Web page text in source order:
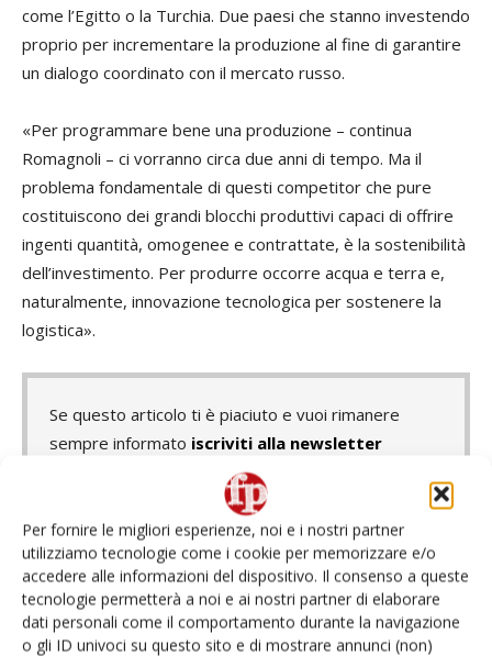
Per fornire le migliori esperienze, noi e i nostri partner
utilizziamo tecnologie come i cookie per memorizzare e/o
accedere alle informazioni del dispositivo. Il consenso a queste
tecnologie permetterà a noi e ai nostri partner di elaborare
dati personali come il comportamento durante la navigazione
o gli ID univoci su questo sito e di mostrare annunci (non)
come l’Egitto o la Turchia. Due paesi che stanno investendo
proprio per incrementare la produzione al fine di garantire
un dialogo coordinato con il mercato russo.
«Per programmare bene una produzione – continua
Romagnoli – ci vorranno circa due anni di tempo. Ma il
problema fondamentale di questi competitor che pure
costituiscono dei grandi blocchi produttivi capaci di offrire
ingenti quantità, omogenee e contrattate, è la sostenibilità
dell’investimento. Per produrre occorre acqua e terra e,
naturalmente, innovazione tecnologica per sostenere la
logistica».
Se questo articolo ti è piaciuto e vuoi rimanere
sempre informato iscriviti alla newsletter
TAGS Commissione europea dop
embargo russo
Enrico Brivio
F.lli Romagnoli spa Giulio Romagnoli
Igp
Mosca
patata Russia